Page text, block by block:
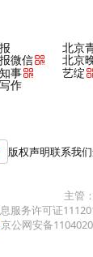
北京
微信 北京
事 艺绽
作
版权声明联系我们
主管
服务许可证
京公网安备